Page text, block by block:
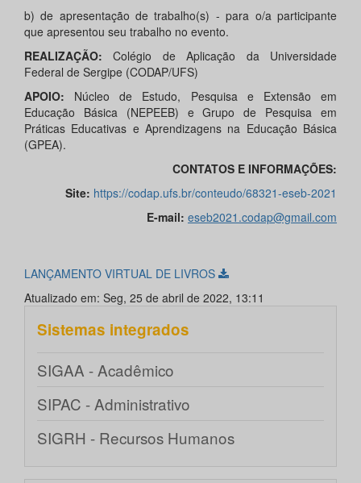
b) de apresentação de trabalho(s) - para o/a participante
que apresentou seu trabalho no evento.
REALIZAÇÃO: Colégio de Aplicação da Universidade
Federal de Sergipe (CODAP/UFS)
APOIO: Núcleo de Estudo, Pesquisa e Extensão em
Educação Básica (NEPEEB) e Grupo de Pesquisa em
Práticas Educativas e Aprendizagens na Educação Básica
(GPEA).
CONTATOS E INFORMAÇÕES:
Site: https://codap.ufs.br/conteudo/68321-eseb-2021
E-mail: eseb2021.codap@gmail.com
LANÇAMENTO VIRTUAL DE LIVROS
Atualizado em: Seg, 25 de abril de 2022, 13:11
Sistemas integrados
SIGAA - Acadêmico
SIPAC - Administrativo
SIGRH - Recursos Humanos